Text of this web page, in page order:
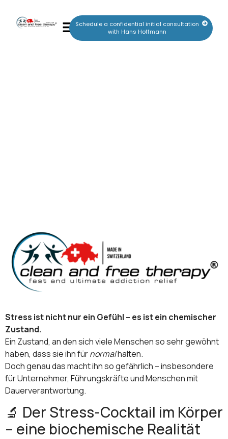
Schedule a confidential initial consultation
with Hans Hoffmann
Stress ist nicht nur ein Gefühl – es ist ein chemischer
Zustand.
Ein Zustand, an den sich viele Menschen so sehr gewöhnt
haben, dass sie ihn fürnormalhalten.
Doch genau das macht ihn so gefährlich – insbesondere
für Unternehmer, Führungskräfte und Menschen mit
Dauerverantwortung.
🔬 Der Stress-Cocktail im Körper
– eine biochemische Realität